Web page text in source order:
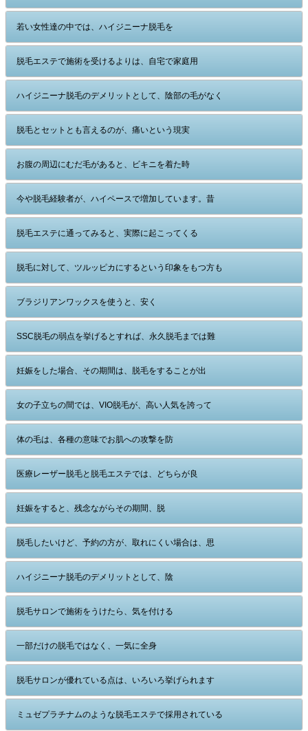
若い女性達の中では、ハイジニーナ脱毛を
脱毛エステで施術を受けるよりは、自宅で家庭用
ハイジニーナ脱毛のデメリットとして、陰部の毛がなく
脱毛とセットとも言えるのが、痛いという現実
お腹の周辺にむだ毛があると、ビキニを着た時
今や脱毛経験者が、ハイペースで増加しています。昔
脱毛エステに通ってみると、実際に起こってくる
脱毛に対して、ツルッピカにするという印象をもつ方も
ブラジリアンワックスを使うと、安く
SSC脱毛の弱点を挙げるとすれば、永久脱毛までは難
妊娠をした場合、その期間は、脱毛をすることが出
女の子立ちの間では、VIO脱毛が、高い人気を誇って
体の毛は、各種の意味でお肌への攻撃を防
医療レーザー脱毛と脱毛エステでは、どちらが良
妊娠をすると、残念ながらその期間、脱
脱毛したいけど、予約の方が、取れにくい場合は、思
ハイジニーナ脱毛のデメリットとして、陰
脱毛サロンで施術をうけたら、気を付ける
一部だけの脱毛ではなく、一気に全身
脱毛サロンが優れている点は、いろいろ挙げられます
ミュゼプラチナムのような脱毛エステで採用されている